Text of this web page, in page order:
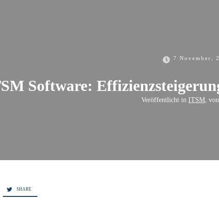
7 November,
Software:
Veröffentlicht in ITSM, von
SHARE